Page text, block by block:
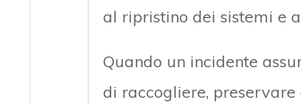
al ripristino dei sistemi e
Quando un incidente
di raccogliere,